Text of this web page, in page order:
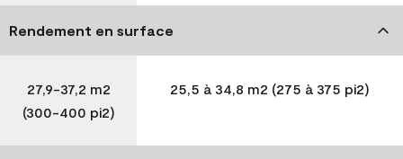
Rendement en surface
27,9-37,2 m2
(300-400 pi2)
25,5 à 34,8 m2 (275 à 375 pi2)